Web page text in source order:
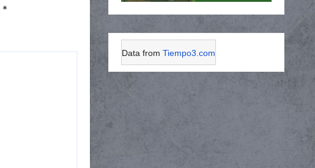
*
Data from Tiempo3.com